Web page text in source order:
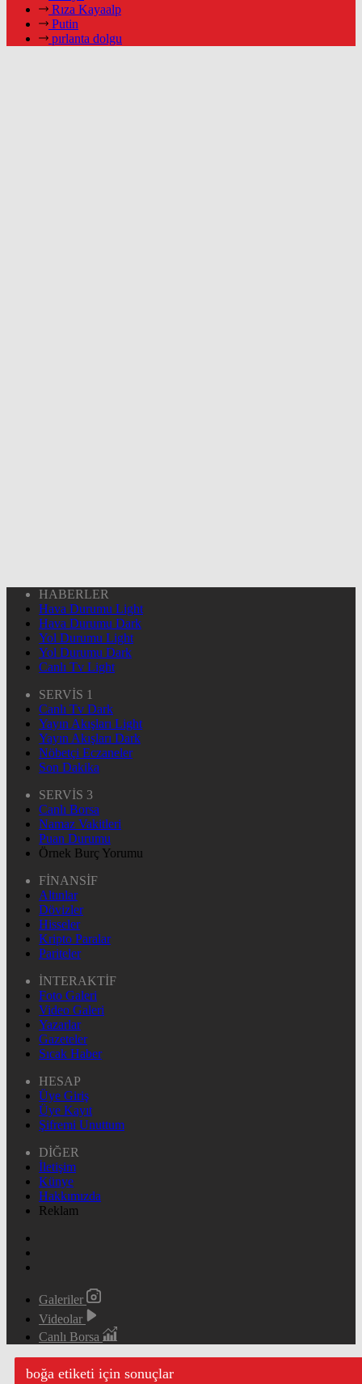
Rıza Kayaalp
Putin
pırlanta dolgu
HABERLER
Hava Durumu Light
Hava Durumu Dark
Yol Durumu Light
Yol Durumu Dark
Canlı Tv Light
SERVİS 1
Canlı Tv Dark
Yayın Akışları Light
Yayın Akışları Dark
Nöbetçi Eczaneler
Son Dakika
SERVİS 3
Canlı Borsa
Namaz Vakitleri
Puan Durumu
Örnek Burç Yorumu
FİNANSİF
Altınlar
Dövizler
Hisseler
Kripto Paralar
Pariteler
İNTERAKTİF
Foto Galeri
Video Galeri
Yazarlar
Gazeteler
Sıcak Haber
HESAP
Üye Giriş
Üye Kayıt
Şifremi Unuttum
DİĞER
İletişim
Künye
Hakkımızda
Reklam
Galeriler
Videolar
Canlı Borsa
boğa etiketi için sonuçlar